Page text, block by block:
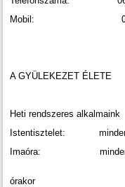
Mobil: 06-30-
A GYÜLEKEZET ÉLETE
Heti rendszeres alkalmaink
Istentisztelet: minden
Imaóra: minden
nyári
órakor